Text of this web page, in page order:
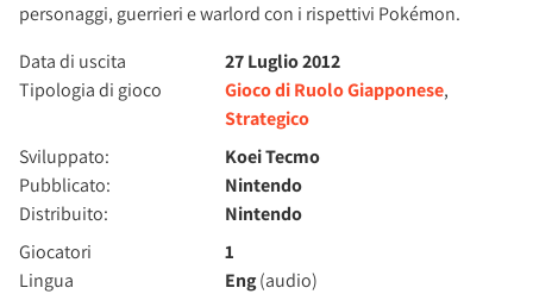
personaggi, guerrieri e warlord con i rispettivi Pokémon.
Data di uscita
27 Luglio 2012
Tipologia di gioco
Gioco di Ruolo Giapponese,
Strategico
Sviluppato:
Koei Tecmo
Pubblicato:
Nintendo
Distribuito:
Nintendo
Giocatori
1
Lingua
Eng(audio)